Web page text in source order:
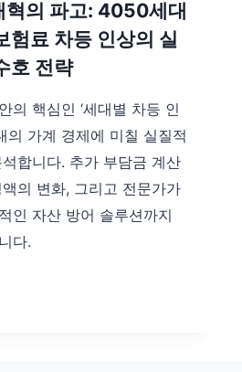
혁의 파고: 4050세대
험료 차등 인상의 실
호 전략
의 핵심인 ‘세대별 차등 인
의 가계 경제에 미칠 실질적
합니다. 추가 부담금 계산
의 변화, 그리고 전문가가
인 자산 방어 솔루션까지
다.